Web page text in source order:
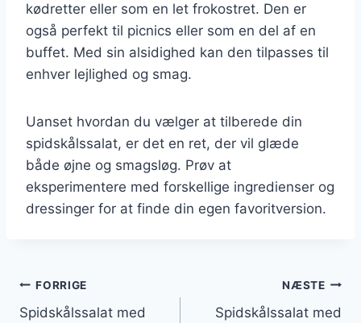
kødretter eller som en let frokostret. Den er
også perfekt til picnics eller som en del af en
buffet. Med sin alsidighed kan den tilpasses til
enhver lejlighed og smag.
Uanset hvordan du vælger at tilberede din
spidskålssalat, er det en ret, der vil glæde
både øjne og smagsløg. Prøv at
eksperimentere med forskellige ingredienser og
dressinger for at finde din egen favoritversion.
Indlægsnavigation
FORRIGE
Spidskålssalat med
NÆSTE
Spidskålssalat med